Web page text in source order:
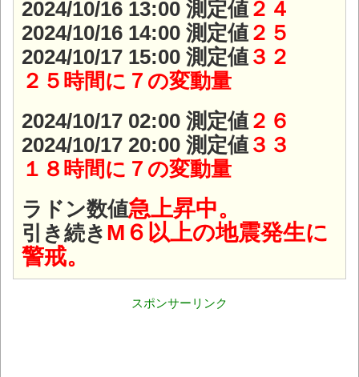
2024/10/16 13:00 測定値 ２４
2024/10/16 14:00 測定値 ２５
2024/10/17 15:00 測定値 ３２
２５時間に７の変動量
2024/10/17 02:00 測定値 ２６
2024/10/17 20:00 測定値 ３３
１８時間に７の変動量
ラドン数値急上昇中。
引き続き M６以上の地震発生に
警戒。
スポンサーリンク